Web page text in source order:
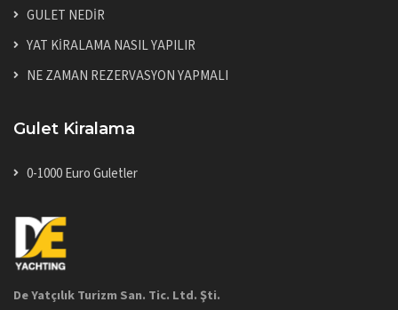
GULET NEDİR
YAT KİRALAMA NASIL YAPILIR
NE ZAMAN REZERVASYON YAPMALI
Gulet Kiralama
0-1000 Euro Guletler
De Yatçılık Turizm San. Tic. Ltd. Şti.